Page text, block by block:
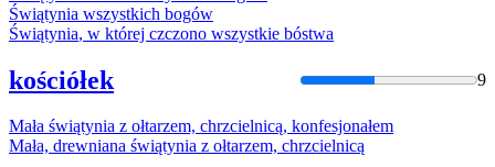
Świątynia wszystkich bogów
Świątynia, w której czczono wszystkie bóstwa
kościółek 9
Mała świątynia z ołtarzem, chrzcielnicą, konfesjonałem
Mała, drewniana świątynia z ołtarzem, chrzcielnicą